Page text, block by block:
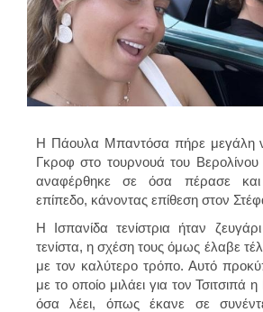
Η Πάουλα Μπαντόσα πήρε μεγάλη
Γκροφ στο τουρνουά του Βερολίνου
αναφέρθηκε σε όσα πέρασε
επίπεδο, κάνοντας επίθεση στον
Η Ισπανίδα τενίστρια ήταν
τενίστα, η σχέση τους όμως έλαβε
με τον καλύτερο τρόπο. Αυτό
με το οποίο μιλάει για τον Τσιτσιπά
όσα λέει, όπως έκανε σε